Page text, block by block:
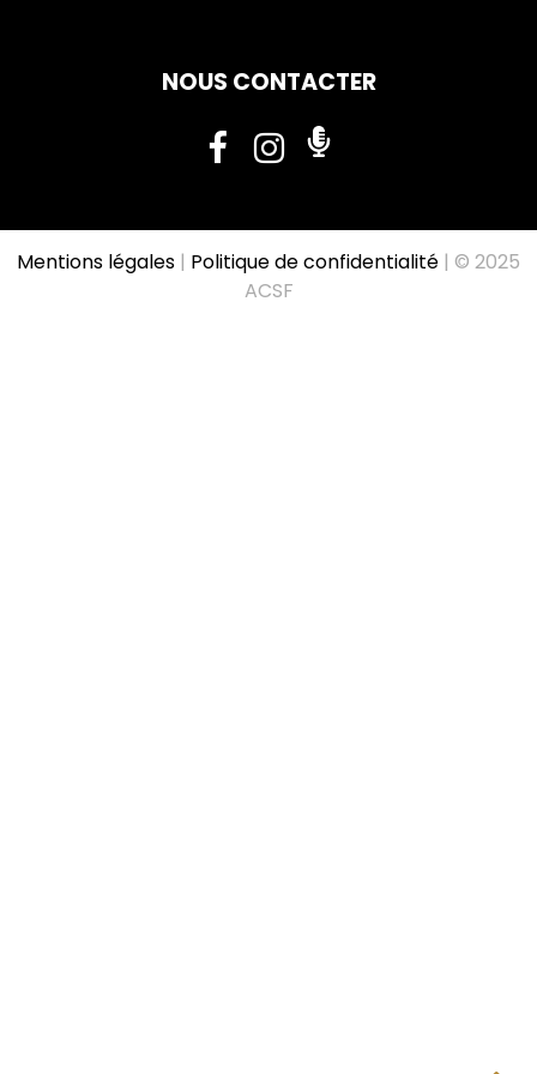
NOUS CONTACTER
Mentions légales | Politique de confidentialité | © 2025
ACSF